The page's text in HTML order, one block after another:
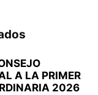
A LA PRIMER
2026